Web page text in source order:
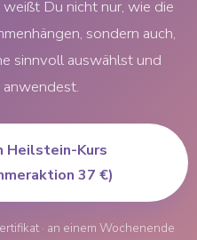
Du nicht nur, wie die
sondern auch,
sinnvoll auswählst und
anwendest.
Heilstein-Kurs
37 €)
· an einem Wochenende